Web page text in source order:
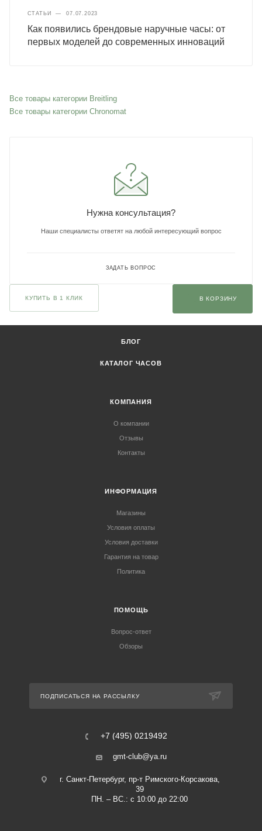
СТАТЬИ — 07.07.2023
Как появились брендовые наручные часы: от
первых моделей до современных инноваций
Все товары категории Breitling
Все товары категории Chronomat
Нужна консультация?
Наши специалисты ответят на любой интересующий вопрос
ЗАДАТЬ ВОПРОС
КУПИТЬ В 1 КЛИК В КОРЗИНУ
БЛОГ
КАТАЛОГ ЧАСОВ
КОМПАНИЯ
О компании
Отзывы
Контакты
ИНФОРМАЦИЯ
Магазины
Условия оплаты
Условия доставки
Гарантия на товар
Политика
ПОМОЩЬ
Вопрос-ответ
Обзоры
ПОДПИСАТЬСЯ НА РАССЫЛКУ
+7 (495) 0219492
gmt-club@ya.ru
г. Санкт-Петербург, пр-т Римского-Корсакова,
39
ПН. – ВС.: с 10:00 до 22:00